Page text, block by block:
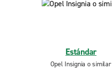
Estándar
Opel Insignia o similar